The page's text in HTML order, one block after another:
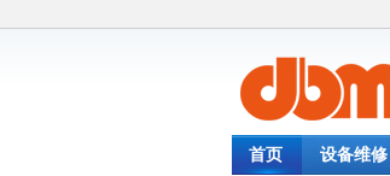
首页 设备维修